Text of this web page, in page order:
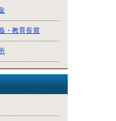
・教育長賞